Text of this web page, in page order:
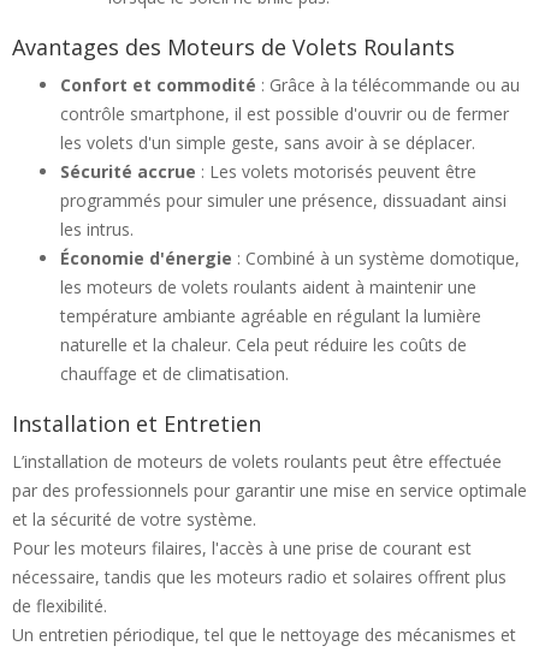
Avantages des Moteurs de Volets Roulants
Confort et commodité : Grâce à la télécommande ou au
contrôle smartphone, il est possible d'ouvrir ou de fermer
les volets d'un simple geste, sans avoir à se déplacer.
Sécurité accrue : Les volets motorisés peuvent être
programmés pour simuler une présence, dissuadant ainsi
les intrus.
Économie d'énergie : Combiné à un système domotique,
les moteurs de volets roulants aident à maintenir une
température ambiante agréable en régulant la lumière
naturelle et la chaleur. Cela peut réduire les coûts de
chauffage et de climatisation.
Installation et Entretien
L’installation de moteurs de volets roulants peut être effectuée
par des professionnels pour garantir une mise en service optimale
et la sécurité de votre système.
Pour les moteurs filaires, l'accès à une prise de courant est
nécessaire, tandis que les moteurs radio et solaires offrent plus
de flexibilité.
Un entretien périodique, tel que le nettoyage des mécanismes et